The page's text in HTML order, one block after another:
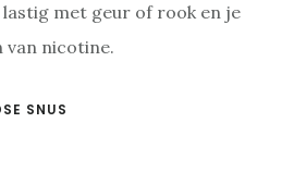
met geur of rook en je
van nicotine.
SNUS